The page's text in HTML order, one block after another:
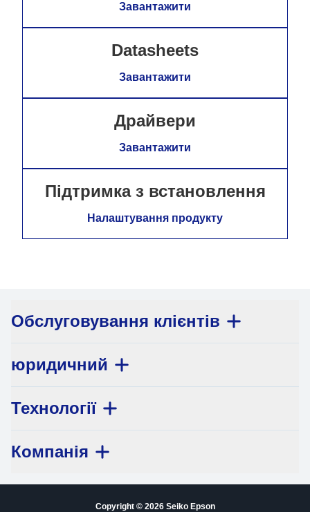
Завантажити
Datasheets
Завантажити
Драйвери
Завантажити
Підтримка з встановлення
Налаштування продукту
Обслуговування клієнтів
юридичний
Технології
Компанія
Copyright © 2026 Seiko Epson